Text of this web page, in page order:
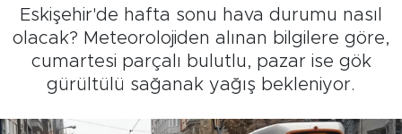
Eskişehir'de hafta sonu hava durumu nasıl
olacak? Meteorolojiden alınan bilgilere göre,
cumartesi parçalı bulutlu, pazar ise gök
gürültülü sağanak yağış bekleniyor.